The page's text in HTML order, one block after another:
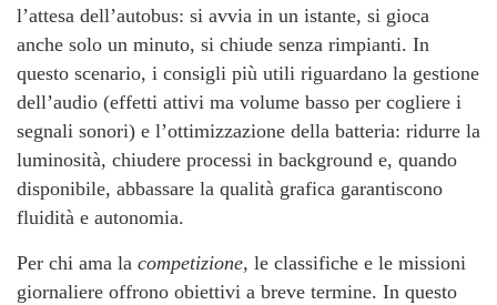
l’attesa dell’autobus: si avvia in un istante, si gioca
anche solo un minuto, si chiude senza rimpianti. In
questo scenario, i consigli più utili riguardano la gestione
dell’audio (effetti attivi ma volume basso per cogliere i
segnali sonori) e l’ottimizzazione della batteria: ridurre la
luminosità, chiudere processi in background e, quando
disponibile, abbassare la qualità grafica garantiscono
fluidità e autonomia.
Per chi ama la competizione, le classifiche e le missioni
giornaliere offrono obiettivi a breve termine. In questo